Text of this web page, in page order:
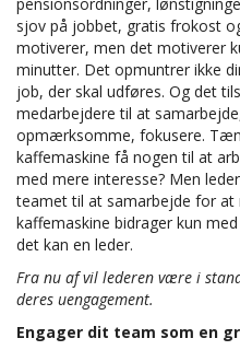
sjov på jobbet, gratis frokost
motiverer, men det motiverer
minutter. Det opmuntrer ikke
job, der skal udføres. Og det
medarbejdere til at
opmærksomme, fokusere.
kaffemaskine få nogen til at
med mere interesse? Men
teamet til at samarbejde for at
kaffemaskine bidrager kun
det kan en leder.
Fra nu af vil lederen være i
deres uengagement.
Engager dit team som en